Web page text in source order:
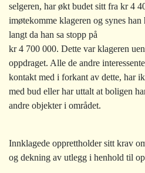
selgeren, har økt budet sitt fra kr 4
imøtekomme klageren og synes han
langt da han sa stopp på
kr 4 700 000. Dette var klageren
oppdraget. Alle de andre
kontakt med i forkant av dette, har
med bud eller har uttalt at boligen
andre objekter i området.
Innklagede opprettholder sitt krav
og dekning av utlegg i henhold til